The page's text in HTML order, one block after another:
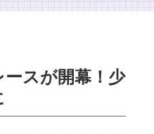
スが開幕！少